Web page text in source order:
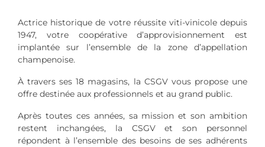
Actrice historique de votre réussite viti-vinicole depuis
1947, votre coopérative d’approvisionnement est
implantée sur l’ensemble de la zone d’appellation
champenoise.
À travers ses 18 magasins, la CSGV vous propose une
offre destinée aux professionnels et au grand public.
Après toutes ces années, sa mission et son ambition
restent inchangées, la CSGV et son personnel
répondent à l’ensemble des besoins de ses adhérents